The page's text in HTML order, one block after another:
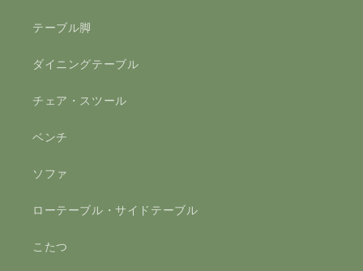
テーブル脚
ダイニングテーブル
チェア・スツール
ベンチ
ソファ
ローテーブル・サイドテーブル
こたつ